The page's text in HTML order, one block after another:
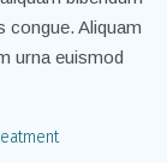
congue. Aliquam
urna euismod